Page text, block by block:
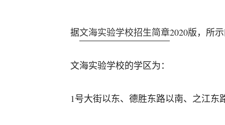
据文海实验学校招生简章2020版，所
文海实验学校的学区为：
1号大街以东、德胜东路以南、之江东